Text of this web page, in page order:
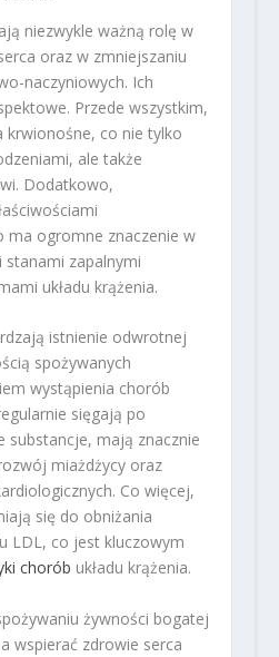
niezwykle ważną rolę w
oraz w zmniejszaniu
naczyniowych. Ich
Przede wszystkim,
krwionośne, co nie tylko
ale także
Dodatkowo,
ma ogromne znaczenie w
stanami zapalnymi
układu krążenia.
istnienie odwrotnej
spożywanych
wystąpienia chorób
sięgają po
substancje, mają znacznie
miażdżycy oraz
Co więcej,
się do obniżania
LDL, co jest kluczowym
chorób układu krążenia.
żywności bogatej
wspierać zdrowie serca